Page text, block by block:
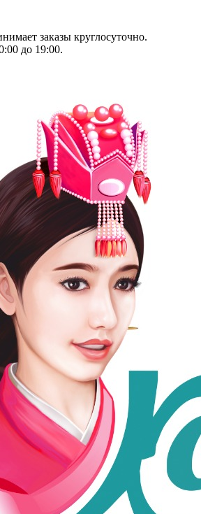
заказы круглосуточно.
до 19:00.